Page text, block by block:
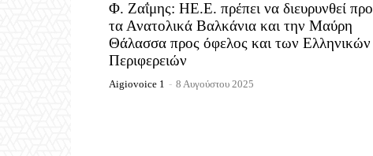
Φ. Ζαΐμης: HE.Ε. πρέπει να διευρυνθεί προ
τα Ανατολικά Βαλκάνια και την Μαύρη
Θάλασσα προς όφελος και των Ελληνικών
Περιφερειών
Aigiovoice 1 - 8 Αυγούστου 2025